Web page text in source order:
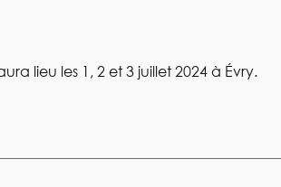
lieu les 1, 2 et 3 juillet 2024 à Évry.